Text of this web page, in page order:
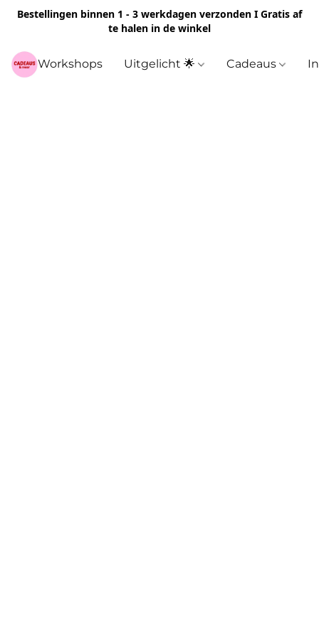
Bestellingen binnen 1 - 3 werkdagen verzonden I Gratis af
te halen in de winkel
Workshops Uitgelicht 🌟 Cadeaus